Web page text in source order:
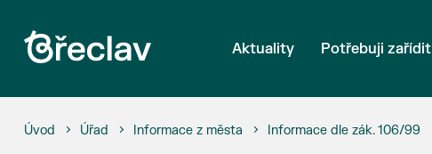
Aktuality Potřebuji zařídit
Úvod Úřad Informace z města Informace dle zák. 106/99